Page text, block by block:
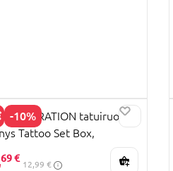
-10%
GENERATION tatuiruočių
Tattoo Set Box,
69 €
12,99 €